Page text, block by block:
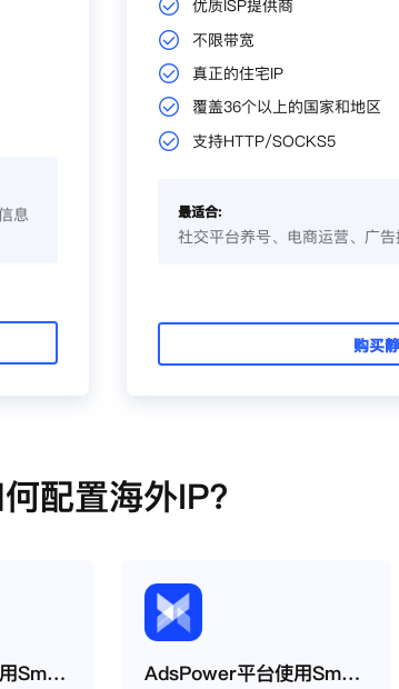
息
优质ISP提供商
不限带宽
真正的住宅IP
覆盖36个以上的国家和地区
支持HTTP/SOCKS5
最适合:
社交平台养号、电商运营、广
购买
配置海外IP？
洋淘指纹浏览器使用Smartproxy教程 AdsPower平台使用Smartproxy教程